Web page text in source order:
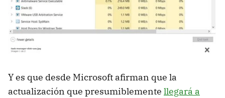
Y es que desde Microsoft afirman que la
actualización que presumiblemente llegará a